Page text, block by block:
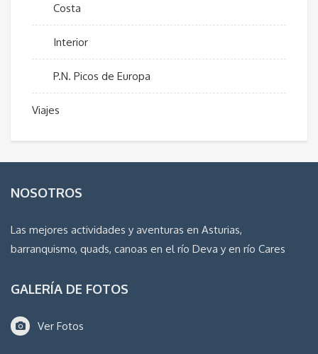
Costa
Interior
P.N. Picos de Europa
Viajes
NOSOTROS
Las mejores actividades y aventuras en Asturias,
barranquismo, quads, canoas en el río Deva y en río Cares
GALERÍA DE FOTOS
Ver Fotos